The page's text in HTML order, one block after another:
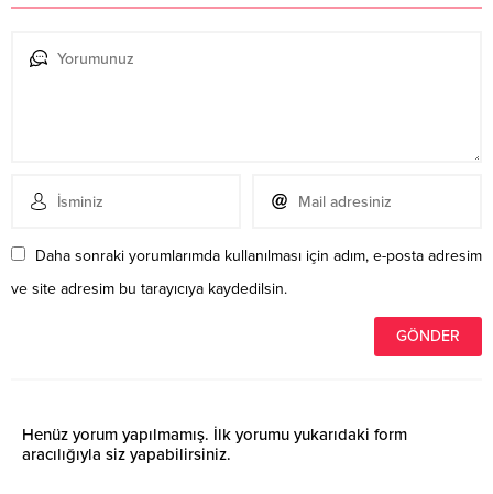
Daha sonraki yorumlarımda kullanılması için adım, e-posta adresim
ve site adresim bu tarayıcıya kaydedilsin.
Henüz yorum yapılmamış. İlk yorumu yukarıdaki form
aracılığıyla siz yapabilirsiniz.